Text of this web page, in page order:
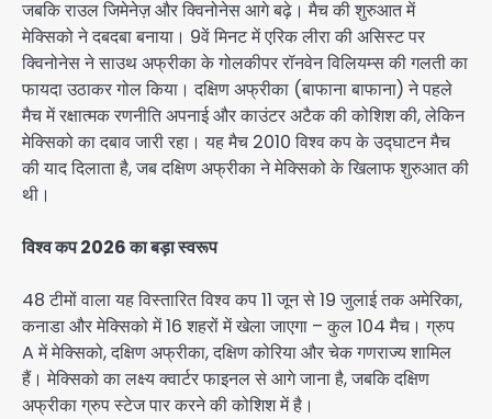
जबकि राउल जिमेनेज़ और क्विनोनेस आगे बढ़े। मैच की शुरुआत में
मेक्सिको ने दबदबा बनाया। 9वें मिनट में एरिक लीरा की असिस्ट पर
क्विनोनेस ने साउथ अफ्रीका के गोलकीपर रॉनवेन विलियम्स की गलती का
फायदा उठाकर गोल किया। दक्षिण अफ्रीका (बाफाना बाफाना) ने पहले
मैच में रक्षात्मक रणनीति अपनाई और काउंटर अटैक की कोशिश की, लेकिन
मेक्सिको का दबाव जारी रहा। यह मैच 2010 विश्व कप के उद्घाटन मैच
की याद दिलाता है, जब दक्षिण अफ्रीका ने मेक्सिको के खिलाफ शुरुआत की
थी।
विश्व कप 2026 का बड़ा स्वरूप
48 टीमों वाला यह विस्तारित विश्व कप 11 जून से 19 जुलाई तक अमेरिका,
कनाडा और मेक्सिको में 16 शहरों में खेला जाएगा – कुल 104 मैच। ग्रुप
A में मेक्सिको, दक्षिण अफ्रीका, दक्षिण कोरिया और चेक गणराज्य शामिल
हैं। मेक्सिको का लक्ष्य क्वार्टर फाइनल से आगे जाना है, जबकि दक्षिण
अफ्रीका ग्रुप स्टेज पार करने की कोशिश में है।